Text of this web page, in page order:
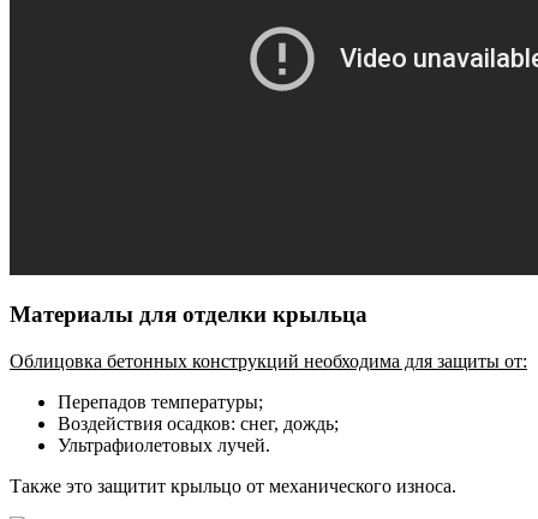
Материалы для отделки крыльца
Облицовка бетонных конструкций необходима для защиты от:
Перепадов температуры;
Воздействия осадков: снег, дождь;
Ультрафиолетовых лучей.
Также это защитит крыльцо от механического износа.